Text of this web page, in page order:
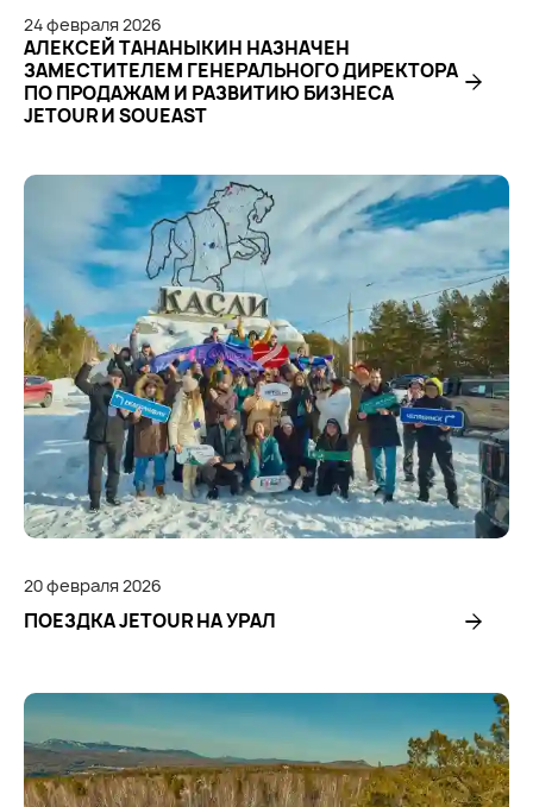
24февраля2026
АЛЕКСЕЙ ТАНАНЫКИН НАЗНАЧЕН
ЗАМЕСТИТЕЛЕМ ГЕНЕРАЛЬНОГО ДИРЕКТОРА
ПО ПРОДАЖАМ И РАЗВИТИЮ БИЗНЕСА
JETOUR И SOUEAST
20февраля2026
ПОЕЗДКА JETOUR НА УРАЛ